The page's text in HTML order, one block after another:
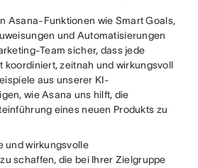
Asana-Funktionen wie Smart Goals,
und Automatisierungen
Team sicher, dass jede
koordiniert, zeitnah und wirkungsvoll
aus unserer KI-
wie Asana uns hilft, die
eines neuen Produkts zu
und wirkungsvolle
schaffen, die bei Ihrer Zielgruppe